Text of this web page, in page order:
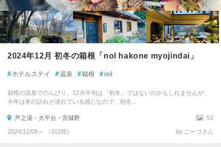
2024年12月 初冬の箱根「nol hakone myojindai」
# ホテルステイ #温泉 #箱根 # nol
箱根の温泉でのんびり。12月中旬は「初冬」ではないのかもしれませんが、
今年は冬の訪れが遅れている感じなので、初冬...
芦之湯・大平台・宮城野
53
2024/12/08～ （3日間）
by ニーコさん